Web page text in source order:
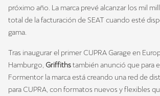
próximo año. La marca prevé alcanzar los mil
total de la facturación de SEAT cuando esté
gama.
Tras inaugurar el primer CUPRA Garage en
Hamburgo, Griffithstambién anunció que para
Formentor la marca está creando una red de
para CUPRA, con formatos nuevos y flexibles